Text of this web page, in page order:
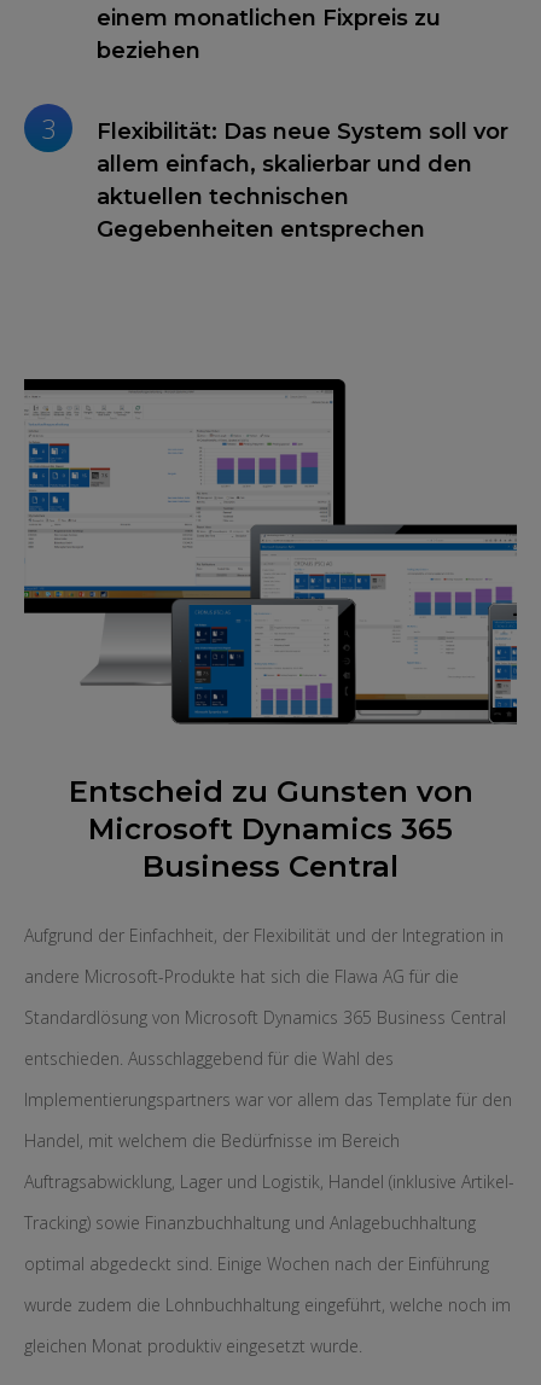
einem monatlichen Fixpreis zu
beziehen
3
Flexibilität: Das neue System soll vor
allem einfach, skalierbar und den
aktuellen technischen
Gegebenheiten entsprechen
Entscheid zu Gunsten von
Microsoft Dynamics 365
Business Central
Aufgrund der Einfachheit, der Flexibilität und der Integration in
andere Microsoft-Produkte hat sich die Flawa AG für die
Standardlösung von Microsoft Dynamics 365 Business Central
entschieden. Ausschlaggebend für die Wahl des
Implementierungspartners war vor allem das Template für den
Handel, mit welchem die Bedürfnisse im Bereich
Auftragsabwicklung, Lager und Logistik, Handel (inklusive Artikel-
Tracking) sowie Finanzbuchhaltung und Anlagebuchhaltung
optimal abgedeckt sind. Einige Wochen nach der Einführung
wurde zudem die Lohnbuchhaltung eingeführt, welche noch im
gleichen Monat produktiv eingesetzt wurde.